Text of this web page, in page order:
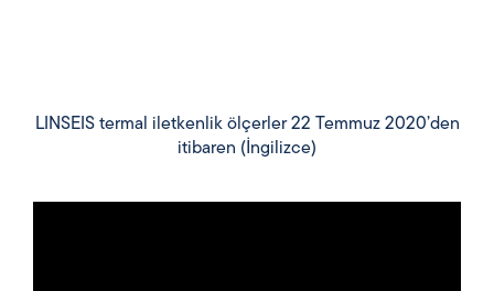
LINSEIS termal iletkenlik ölçerler 22 Temmuz 2020’den
itibaren (İngilizce)